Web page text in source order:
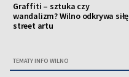
Graffiti – sztuka czy
wandalizm? Wilno odkrywa siłę
street artu
TEMATY INFO WILNO